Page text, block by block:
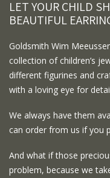
LET YOUR CHILD
BEAUTIFUL
Goldsmith Wim
collection of children’s
different figurines and
with a loving eye for
We always have them
can order from us if you
And what if those
problem, because we